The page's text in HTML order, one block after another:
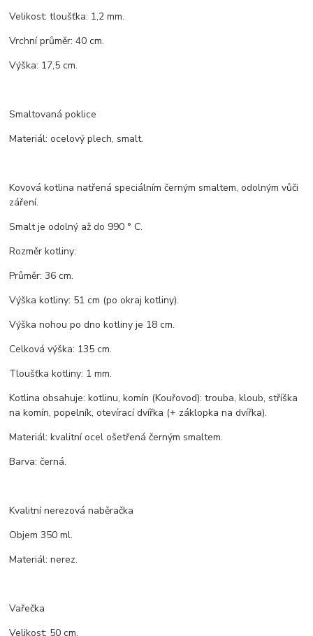
Velikost: tloušťka: 1,2 mm.
Vrchní průměr: 40 cm.
Výška: 17,5 cm.
Smaltovaná poklice
Materiál: ocelový plech, smalt.
Kovová kotlina natřená speciálním černým smaltem, odolným vůči
záření.
Smalt je odolný až do 990 ° C.
Rozměr kotliny:
Průměr: 36 cm.
Výška kotliny: 51 cm (po okraj kotliny).
Výška nohou po dno kotliny je 18 cm.
Celková výška: 135 cm.
Tloušťka kotliny: 1 mm.
Kotlina obsahuje: kotlinu, komín (Kouřovod): trouba, kloub, stříška
na komín, popelník, otevírací dvířka (+ záklopka na dvířka).
Materiál: kvalitní ocel ošetřená černým smaltem.
Barva: černá.
Kvalitní nerezová naběračka
Objem 350 ml.
Materiál: nerez.
Vařečka
Velikost: 50 cm.